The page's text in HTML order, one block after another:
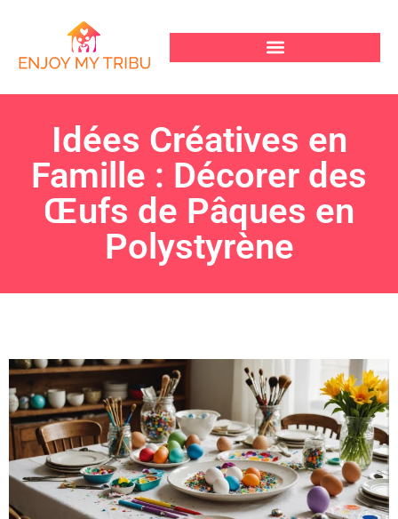
Idées Créatives en
Famille : Décorer des
Œufs de Pâques en
Polystyrène